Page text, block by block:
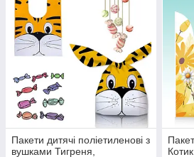
Пакети дитячі поліетиленові з
вушками Тигреня,